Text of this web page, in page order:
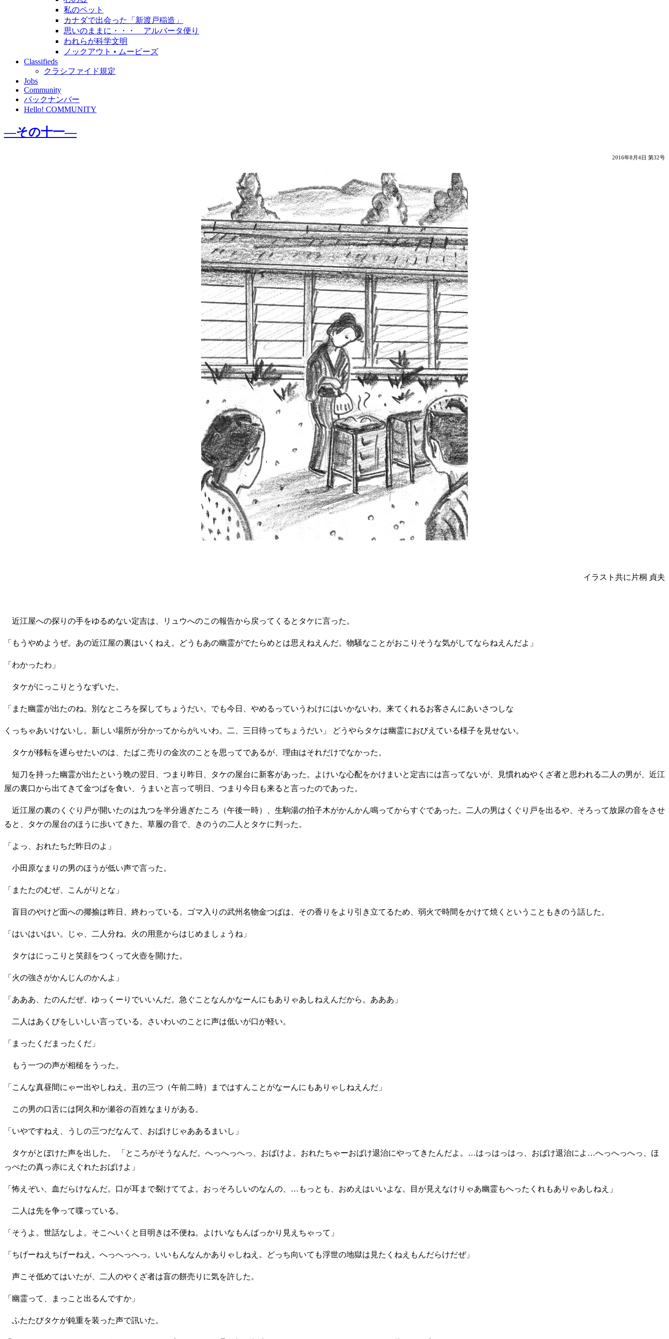
私のペット
カナダで出会った「新渡戸稲造」
思いのままに・・・ アルバータ便り
われらが科学文明
ノックアウト • ムービーズ
Classifieds
クラシファイド規定
Jobs
Community
バックナンバー
Hello! COMMUNITY
―その十一―
2016年8月4日 第32号
イラスト共に片桐 貞夫
近江屋への探りの手をゆるめない定吉は、リュウへのこの報告から戻ってくるとタケに言った。
「もうやめようぜ。あの近江屋の裏はいくねえ。どうもあの幽霊がでたらめとは思えねえんだ。物騒なことがおこりそうな気がしてならねえんだよ」
「わかったわ」
タケがにっこりとうなずいた。
「また幽霊が出たのね。別なところを探してちょうだい。でも今日、やめるっていうわけにはいかないわ。来てくれるお客さんにあいさつしな
くっちゃあいけないし。新しい場所が分かってからがいいわ。二、三日待ってちょうだい」 どうやらタケは幽霊におびえている様子を見せない。
タケが移転を遅らせたいのは、たばこ売りの金次のことを思ってであるが、理由はそれだけでなかった。
短刀を持った幽霊が出たという晩の翌日、つまり昨日、タケの屋台に新客があった。よけいな心配をかけまいと定吉には言ってないが、見慣れぬやくざ者と思われる二人の男が、近江
屋の裏口から出てきて金つばを食い、うまいと言って明日、つまり今日も来ると言ったのであった。
近江屋の裏のくぐり戸が開いたのは九つを半分過ぎたころ（午後一時）、生駒湯の拍子木がかんかん鳴ってからすぐであった。二人の男はくぐり戸を出るや、そろって放尿の音をさせ
ると、タケの屋台のほうに歩いてきた。草履の音で、きのうの二人とタケに判った。
「よっ、おれたちだ昨日のよ」
小田原なまりの男のほうが低い声で言った。
「またたのむぜ、こんがりとな」
盲目のやけど面への揶揄は昨日、終わっている。ゴマ入りの武州名物金つばは、その香りをより引き立てるため、弱火で時間をかけて焼くということもきのう話した。
「はいはいはい。じゃ、二人分ね。火の用意からはじめましょうね」
タケはにっこりと笑顔をつくって火壺を開けた。
「火の強さがかんじんのかんよ」
「あああ、たのんだぜ、ゆっくーりでいいんだ。急ぐことなんかなーんにもありゃあしねえんだから。あああ」
二人はあくびをしいしい言っている。さいわいのことに声は低いが口が軽い。
「まったくだまったくだ」
もう一つの声が相槌をうった。
「こんな真昼間にゃー出やしねえ。丑の三つ（午前二時）まではすんことがなーんにもありゃしねえんだ」
この男の口舌には阿久和か瀬谷の百姓なまりがある。
「いやですねえ、うしの三つだなんて、おばけじゃああるまいし」
タケがとぼけた声を出した。 「ところがそうなんだ。へっへっへっ、おばけよ。おれたちゃーおばけ退治にやってきたんだよ。…はっはっはっ、おばけ退治によ…へっへっへっ、ほ
っぺたの真っ赤にえぐれたおばけよ」
「怖えぞい、血だらけなんだ。口が耳まで裂けててよ。おっそろしいのなんの、…もっとも、おめえはいいよな。目が見えなけりゃあ幽霊もへったくれもありゃあしねえ」
二人は先を争って喋っている。
「そうよ。世話なしよ。そこへいくと目明きは不便ね。よけいなもんばっかり見えちゃって」
「ちげーねえちげーねえ。へっへっへっ。いいもんなんかありゃしねえ。どっち向いても浮世の地獄は見たくねえもんだらけだぜ」
声こそ低めてはいたが、二人のやくざ者は盲の餅売りに気を許した。
「幽霊って、まっこと出るんですか」
ふたたびタケが鈍重を装った声で訊いた。